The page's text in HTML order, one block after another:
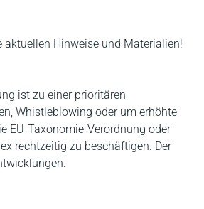
aktuellen Hinweise und Materialien!
ist zu einer prioritären
Whistleblowing oder um erhöhte
EU-Taxonomie-Verordnung oder
rechtzeitig zu beschäftigen. Der